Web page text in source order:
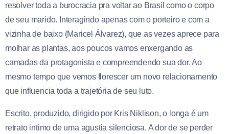
resolver toda a burocracia pra voltar ao Brasil como o corpo
de seu marido. Interagindo apenas com o porteiro e com a
vizinha de baixo (Maricel Álvarez), que as vezes aprece para
molhar as plantas, aos poucos vamos enxergando as
camadas da protagonista e compreendendo sua dor. Ao
mesmo tempo que vemos florescer um novo relacionamento
que influencia toda a trajetória de seu luto.
Escrito, produzido, dirigido por Kris Niklison, o longa é um
retrato intimo de uma agustia silenciosa. A dor de se perder